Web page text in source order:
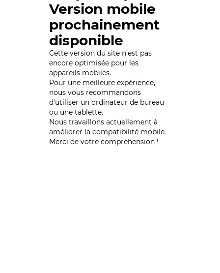
Version mobile
prochainement
disponible
Cette version du site n’est pas
encore optimisée pour les
appareils mobiles.
Pour une meilleure expérience,
nous vous recommandons
d'utiliser un ordinateur de bureau
ou une tablette.
Nous travaillons actuellement à
améliorer la compatibilité mobile.
Merci de votre compréhension !